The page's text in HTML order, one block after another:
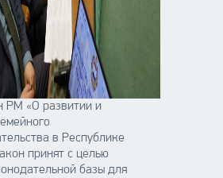
РМ «О развитии и
в Республике
принят с целью
базы для